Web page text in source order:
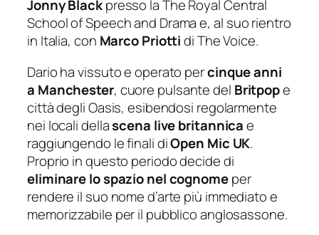
Jonny Blackpresso laThe Royal Central
School of Speech and Dramae, al suo rientro
in Italia, con Marco PriottidiThe Voice.
Dario ha vissuto e operato percinque anni
a Manchester, cuore pulsante del Britpope
città degli Oasis, esibendosi regolarmente
nei locali dellascena live britannicae
raggiungendo le finali diOpen Mic UK.
Proprio in questo periodo decide di
eliminare lo spazio nel cognomeper
rendere il suo nome d’arte più immediato e
memorizzabile per il pubblico anglosassone.